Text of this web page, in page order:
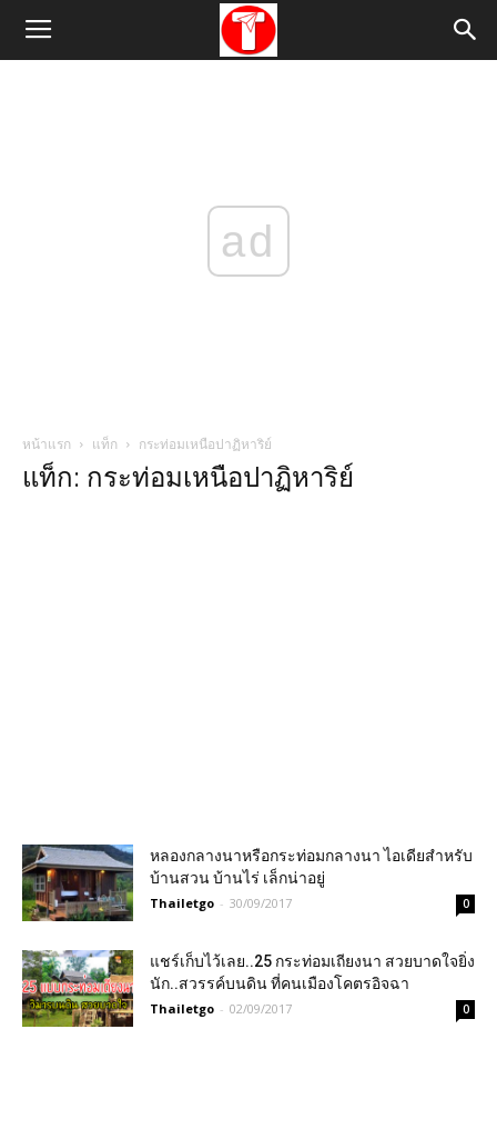
ad
หน้าแรก แท็ก กระท่อมเหนือปาฏิหาริย์
แท็ก: กระท่อมเหนือปาฏิหาริย์
หลองกลางนาหรือกระท่อมกลางนา ไอเดียสำหรับ
บ้านสวน บ้านไร่ เล็กน่าอยู่
Thailetgo - 30/09/2017 0
แชร์เก็บไว้เลย..25 กระท่อมเถียงนา สวยบาดใจยิ่ง
นัก..สวรรค์บนดิน ที่คนเมืองโคตรอิจฉา
Thailetgo - 02/09/2017 0